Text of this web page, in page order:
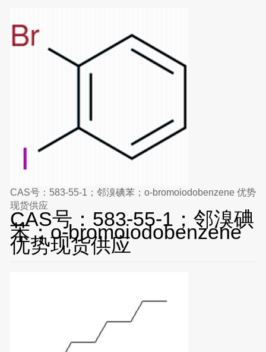
CAS号：583-55-1；邻溴碘苯；o-bromoiodobenzene 优势
现货供应
CAS号：583-55-1；邻溴碘
苯；o-bromoiodobenzene
优势现货供应